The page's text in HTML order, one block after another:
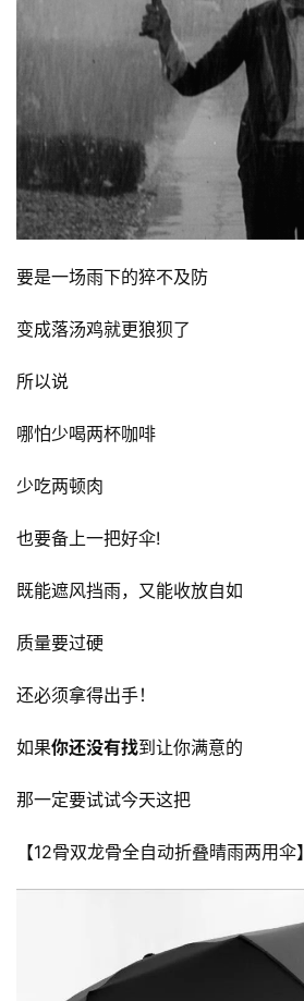
要是一场雨下的猝不及防
变成落汤鸡就更狼狈了
所以说
哪怕少喝两杯咖啡
少吃两顿肉
也要备上一把好伞!
既能遮风挡雨，又能收放自如
质量要过硬
还必须拿得出手！
如果你还没有找到让你满意的
那一定要试试今天这把
【12骨双龙骨全自动折叠晴雨两用伞】